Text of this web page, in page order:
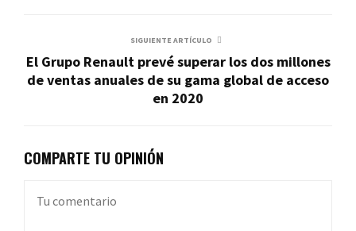
SIGUIENTE ARTÍCULO
El Grupo Renault prevé superar los dos millones
de ventas anuales de su gama global de acceso
en 2020
COMPARTE TU OPINIÓN